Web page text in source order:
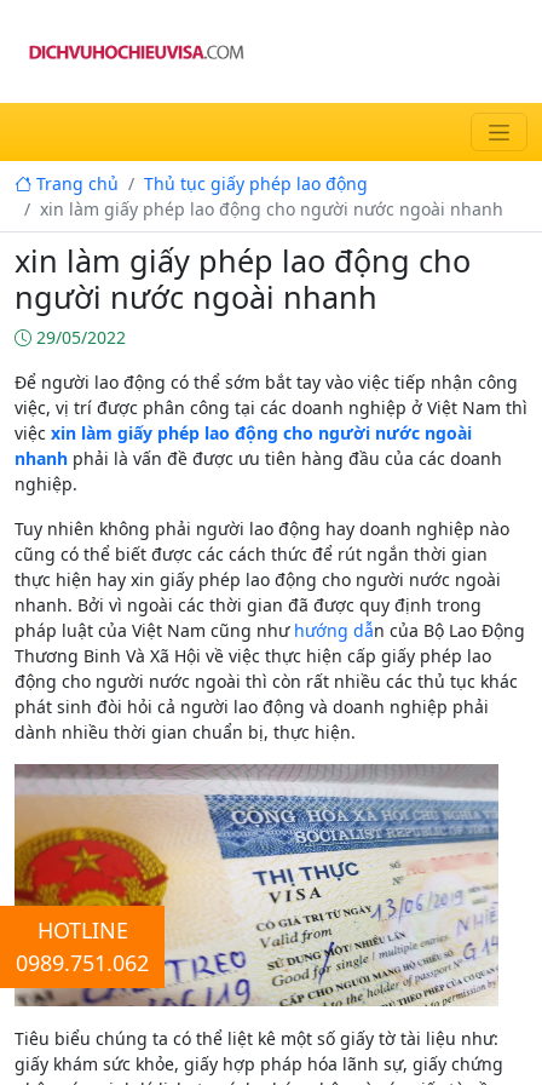
HOTLINE
0989.751.062
Trang chủ
Thủ tục giấy phép lao động
xin làm giấy phép lao động cho người nước ngoài nhanh
xin làm giấy phép lao động cho
người nước ngoài nhanh
29/05/2022
Để người lao động có thể sớm bắt tay vào việc tiếp nhận công
việc, vị trí được phân công tại các doanh nghiệp ở Việt Nam thì
việc xin làm giấy phép lao động cho người nước ngoài
nhanh phải là vấn đề được ưu tiên hàng đầu của các doanh
nghiệp.
Tuy nhiên không phải người lao động hay doanh nghiệp nào
cũng có thể biết được các cách thức để rút ngắn thời gian
thực hiện hay xin giấy phép lao động cho người nước ngoài
nhanh. Bởi vì ngoài các thời gian đã được quy định trong
pháp luật của Việt Nam cũng nhưhướng dẫn của Bộ Lao Động
Thương Binh Và Xã Hội về việc thực hiện cấp giấy phép lao
động cho người nước ngoài thì còn rất nhiều các thủ tục khác
phát sinh đòi hỏi cả người lao động và doanh nghiệp phải
dành nhiều thời gian chuẩn bị, thực hiện.
Tiêu biểu chúng ta có thể liệt kê một số giấy tờ tài liệu như:
giấy khám sức khỏe, giấy hợp pháp hóa lãnh sự, giấy chứng